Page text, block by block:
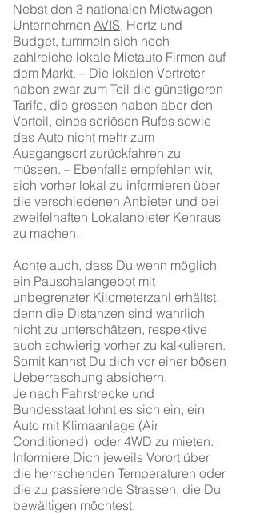
Nebst den 3 nationalen Mietwagen
Unternehmen AVIS, Hertz und
Budget, tummeln sich noch
zahlreiche lokale Mietauto Firmen auf
dem Markt. – Die lokalen Vertreter
haben zwar zum Teil die günstigeren
Tarife, die grossen haben aber den
Vorteil, eines seriösen Rufes sowie
das Auto nicht mehr zum
Ausgangsort zurückfahren zu
müssen. – Ebenfalls empfehlen wir,
sich vorher lokal zu informieren über
die verschiedenen Anbieter und bei
zweifelhaften Lokalanbieter Kehraus
zu machen.
Achte auch, dass Du wenn möglich
ein Pauschalangebot mit
unbegrenzter Kilometerzahl erhältst,
denn die Distanzen sind wahrlich
nicht zu unterschätzen, respektive
auch schwierig vorher zu kalkulieren.
Somit kannst Du dich vor einer bösen
Ueberraschung absichern.
Je nach Fahrstrecke und
Bundesstaat lohnt es sich ein, ein
Auto mit Klimaanlage (Air
Conditioned) oder 4WD zu mieten.
Informiere Dich jeweils Vorort über
die herrschenden Temperaturen oder
die zu passierende Strassen, die Du
bewältigen möchtest.